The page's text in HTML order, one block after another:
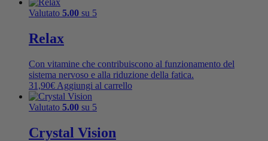
Valutato 5.00 su 5
Relax
Con vitamine che contribuiscono al funzionamento del
sistema nervoso e alla riduzione della fatica.
31,90€ Aggiungi al carrello
Valutato 5.00 su 5
Crystal Vision